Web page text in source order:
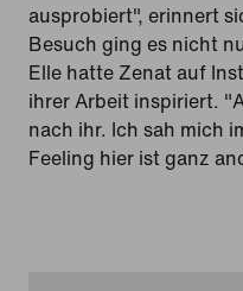
ausprobiert", erinnert
Besuch ging es nicht
Elle hatte Zenat auf
ihrer Arbeit inspiriert.
nach ihr. Ich sah mich
Feeling hier ist ganz